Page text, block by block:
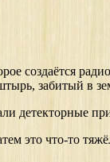
создаётся
забитый в
детекторные
это что-то